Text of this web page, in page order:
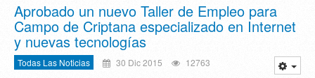
Aprobado un nuevo Taller de Empleo para
Campo de Criptana especializado en Internet
y nuevas tecnologías
Todas Las Noticias 30 Dic 2015 12763